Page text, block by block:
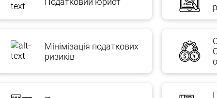
Мінімізація податкових
ризиків